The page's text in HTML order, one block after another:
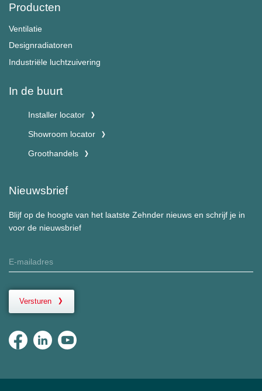
Producten
Ventilatie
Designradiatoren
Industriële luchtzuivering
In de buurt
Installer locator
Showroom locator
Groothandels
Nieuwsbrief
Blijf op de hoogte van het laatste Zehnder nieuws en schrijf je in
voor de nieuwsbrief
Versturen